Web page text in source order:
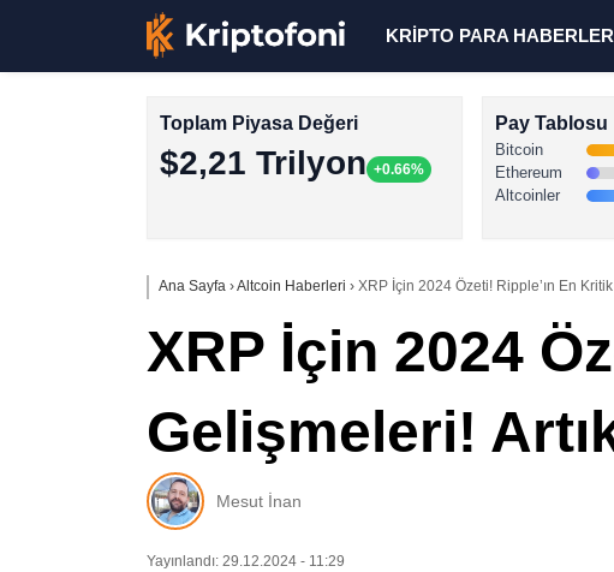
KRİPTO PARA
Toplam Piyasa Değeri
$2,21 Trilyon +0.66%
Pay Tablosu
Bitcoin
Ethereum
Altcoinler
Ana Sayfa ›Altcoin Haberleri › XRP İçin 2024 Özeti! Ripple’ın En
XRP İçin 2024
Gelişmeleri!
Mesut İnan
Yayınlandı: 29.12.2024 - 11:29